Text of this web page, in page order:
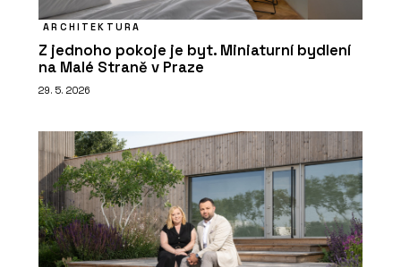
ARCHITEKTURA
Z jednoho pokoje je byt. Miniaturní bydlení
na Malé Straně v Praze
29. 5. 2026